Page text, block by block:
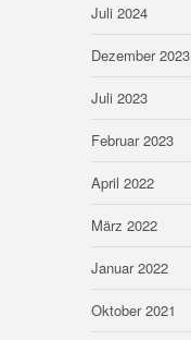
Juli 2024
Dezember 2023
Juli 2023
Februar 2023
April 2022
März 2022
Januar 2022
Oktober 2021